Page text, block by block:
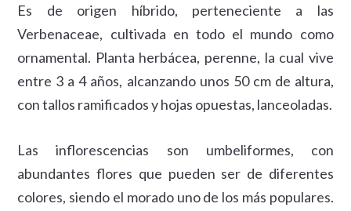
Es de origen híbrido, perteneciente a las
Verbenaceae, cultivada en todo el mundo como
ornamental. Planta herbácea, perenne, la cual vive
entre 3 a 4 años, alcanzando unos 50 cm de altura,
con tallos ramificados y hojas opuestas, lanceoladas.
Las inflorescencias son umbeliformes, con
abundantes flores que pueden ser de diferentes
colores, siendo el morado uno de los más populares.